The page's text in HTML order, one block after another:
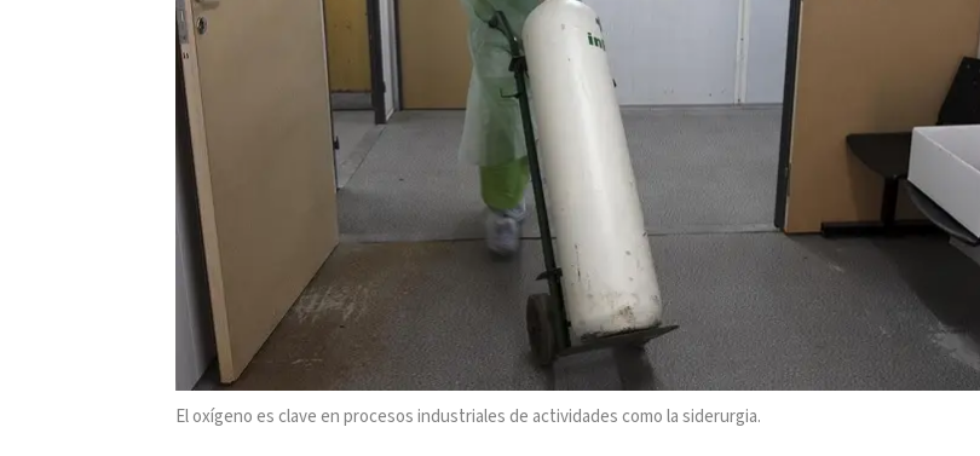
El oxígeno es clave en procesos industriales de actividades como la siderurgia.